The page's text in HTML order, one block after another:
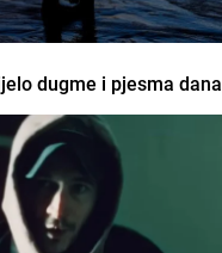
dugme i pjesma dana